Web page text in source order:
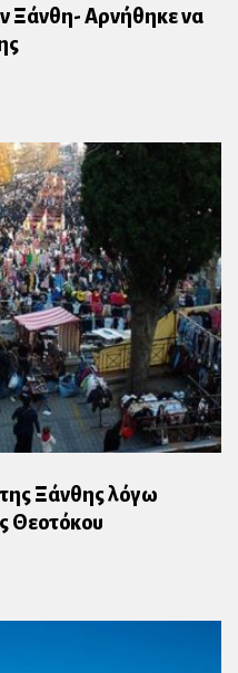
Ξάνθη- Αρνήθηκε να
Ξάνθης λόγω
Θεοτόκου